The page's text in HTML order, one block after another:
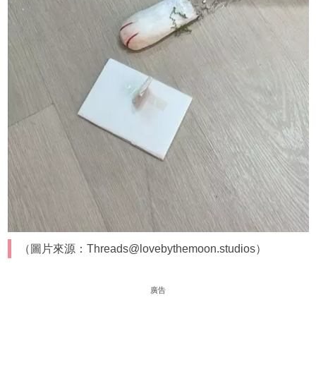
（圖片來源：Threads@lovebythemoon.studios）
廣告